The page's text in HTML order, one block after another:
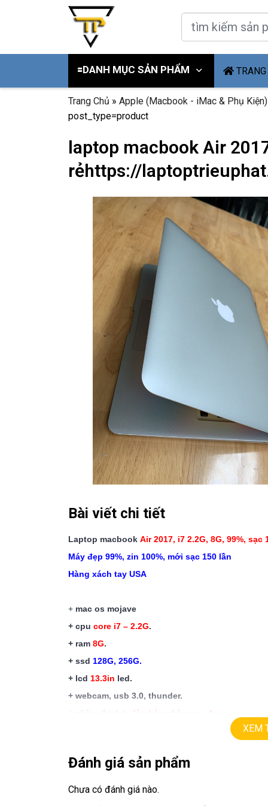
🟰DANH MỤC SẢN PHẨM
Trang Chủ » Apple (Macbook - iMac & Phụ Kiện)
post_type=product
laptop macbook Air
rẻhttps://
Bài viết chi tiết
Laptop macbook Air 2017, i7 2.2G, 8G, 99%, sạc
Máy đẹp 99%, zin 100%, mới sạc 150 lần
Hàng xách tay USA
+ mac os mojave
+ cpu core i7 – 2.2G.
+ ram 8G.
+ ssd 128G, 256G.
+ lcd 13.3in led.
+ webcam, usb 3.0, thunder.
+ phím chiclet,
đèn bàn phím cực đẹp.
XEM
Đánh giá sản phẩm
Chưa có đánh giá nào.